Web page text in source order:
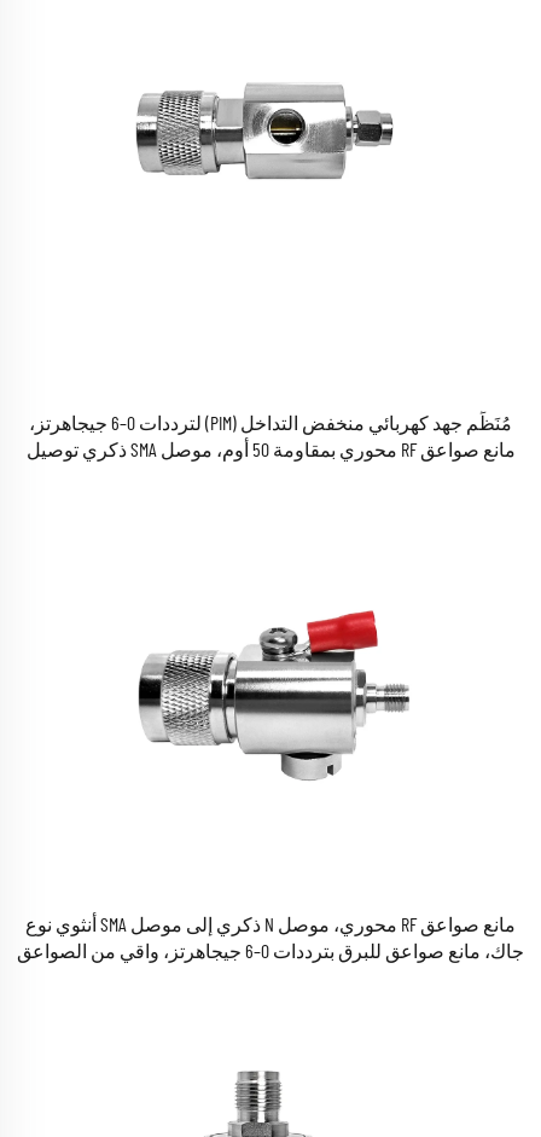
مُنَظِّم جهد كهربائي منخفض التداخل (PIM) لترددات 0–6 جيجاهرتز،
مانع صواعق RF محوري بمقاومة 50 أوم، موصل SMA ذكري توصيل
مانع صواعق RF محوري، موصل N ذكري إلى موصل SMA أنثوي نوع
جاك، مانع صواعق للبرق بترددات 0–6 جيجاهرتز، واقي من الصواعق